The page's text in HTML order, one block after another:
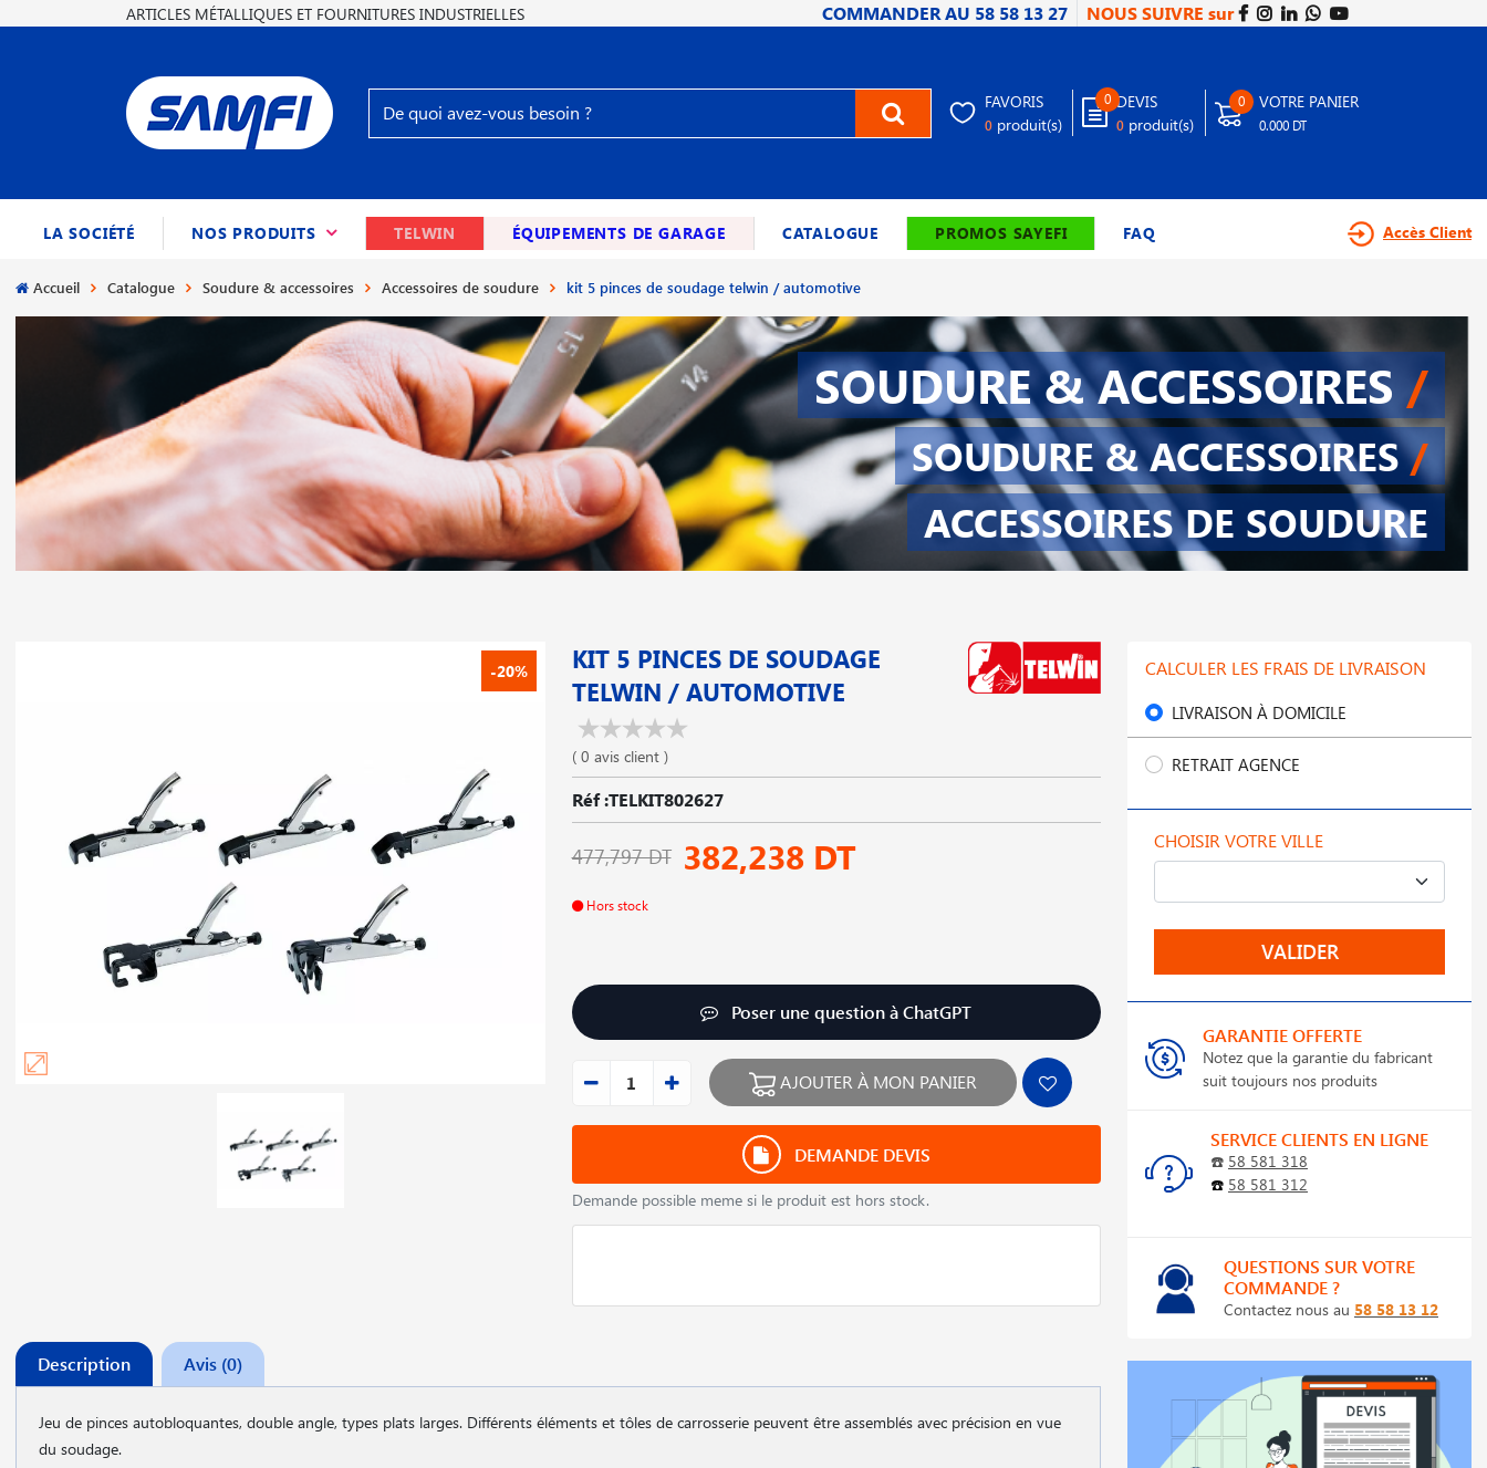
ARTICLES MÉTALLIQUES ET FOURNITURES INDUSTRIELLES COMMANDER AU 58 58 13 27 NOUS SUIVRE sur
FAVORIS
0 produit(s)
0 DEVIS
0 produit(s)
0 VOTRE PANIER
0.000 DT
LA SOCIÉTÉ NOS PRODUITS (CURRENT)TELWIN ÉQUIPEMENTS DE GARAGE CATALOGUE PROMOS SAYEFI FAQ Accès Client
Accueil Catalogue Soudure & accessoires Accessoires de soudure kit 5 pinces de soudage telwin / automotive
SOUDURE & ACCESSOIRES /
SOUDURE & ACCESSOIRES/
ACCESSOIRES DE SOUDURE
-20%
KIT 5 PINCES DE SOUDAGE
TELWIN / AUTOMOTIVE
( 0 avis client )
Réf :TELKIT802627
477,797 DT 382,238 DT
Hors stock
Poser une question à ChatGPT
AJOUTER À MON PANIER
DEMANDE DEVIS
Demande possible meme si le produit est hors stock.
Description Avis (0)
Jeu de pinces autobloquantes, double angle, types plats larges. Différents éléments et tôles de carrosserie peuvent être assemblés avec précision en vue
du soudage.
CALCULER LES FRAIS DE LIVRAISON
LIVRAISON À DOMICILE
RETRAIT AGENCE
CHOISIR VOTRE VILLE
VALIDER
GARANTIE OFFERTE
Notez que la garantie du fabricant
suit toujours nos produits
SERVICE CLIENTS EN LIGNE
☎️ 58 581 318
☎️ 58 581 312
QUESTIONS SUR VOTRE
COMMANDE ?
Contactez nous au 58 58 13 12